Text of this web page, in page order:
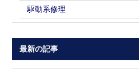
駆動系修理
最新の記事